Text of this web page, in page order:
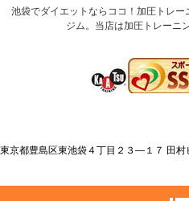
池袋でダイエットならココ！加圧トレ
ジム。当店は加圧トレーニ
東京都豊島区東池袋４丁目２３―１７ 田村